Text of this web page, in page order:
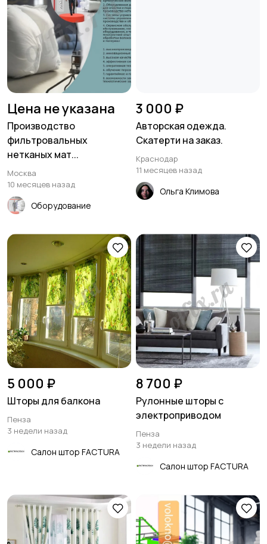
Цена не указана
Производство
фильтровальных
нетканых мат...
Москва
10 месяцев назад
Оборудование
3 000 ₽
Авторская одежда.
Скатерти на заказ.
Краснодар
11 месяцев назад
Ольга Климова
5 000 ₽
Шторы для балкона
Пенза
3 недели назад
Салон штор FACTURA
8 700 ₽
Рулонные шторы с
электроприводом
Пенза
3 недели назад
Салон штор FACTURA